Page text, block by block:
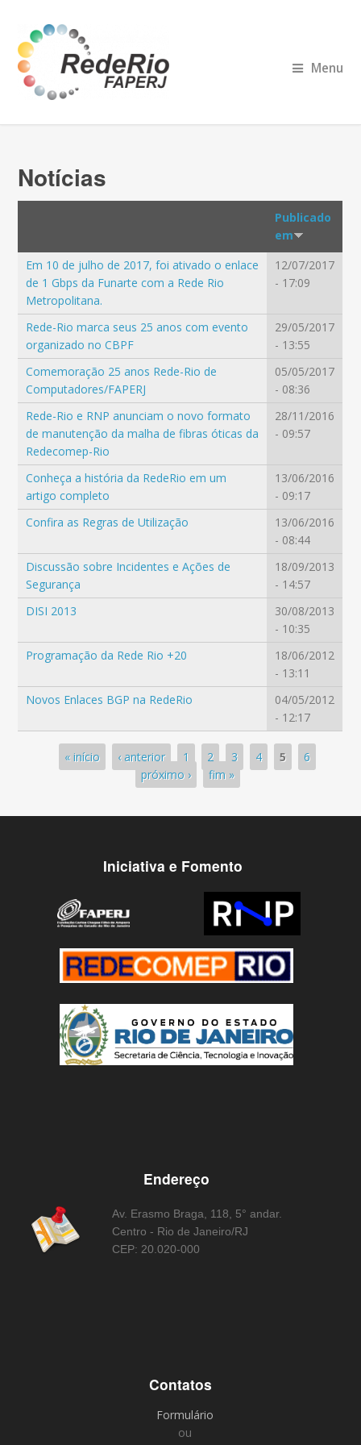
Menu
Notícias
Publicado
em
Em 10 de julho de 2017, foi ativado o enlace
de 1 Gbps da Funarte com a Rede Rio
Metropolitana.
12/07/2017
- 17:09
Rede-Rio marca seus 25 anos com evento
organizado no CBPF
29/05/2017
- 13:55
Comemoração 25 anos Rede-Rio de
Computadores/FAPERJ
05/05/2017
- 08:36
Rede-Rio e RNP anunciam o novo formato
de manutenção da malha de fibras óticas da
Redecomep-Rio
28/11/2016
- 09:57
Conheça a história da RedeRio em um
artigo completo
13/06/2016
- 09:17
Confira as Regras de Utilização
13/06/2016
- 08:44
Discussão sobre Incidentes e Ações de
Segurança
18/09/2013
- 14:57
DISI 2013
30/08/2013
- 10:35
Programação da Rede Rio +20
18/06/2012
- 13:11
Novos Enlaces BGP na RedeRio
04/05/2012
- 12:17
Páginas« início ‹ anterior 1 2 3 4 5
6
próximo ›
fim »
Iniciativa e Fomento
Endereço
Av. Erasmo Braga, 118, 5° andar.
Centro - Rio de Janeiro/RJ
CEP: 20.020-000
Contatos
Formulário
ou